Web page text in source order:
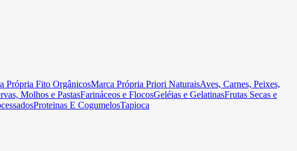
Própria Fito OrgânicosMarca Própria Priori NaturaisAves, Carnes, Peixes,
Molhos e PastasFarináceos e FlocosGeléias e GelatinasFrutas Secas e
Proteinas E CogumelosTapioca